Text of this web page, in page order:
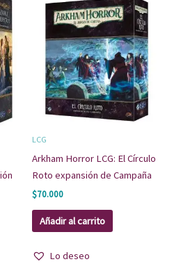
LCG
Arkham Horror LCG: El Círculo
Roto expansión de Campaña
$70.000
Añadir al carrito
Lo deseo